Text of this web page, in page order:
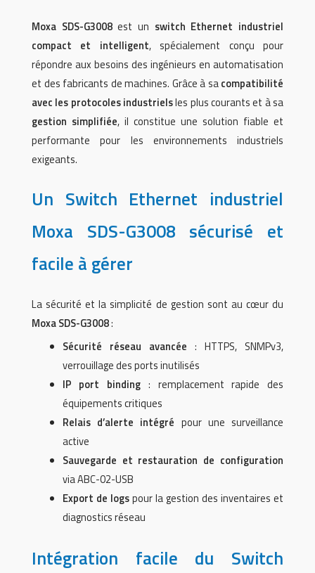
Moxa SDS-G3008est un switch Ethernet industriel
compact et intelligent, spécialement conçu pour
répondre aux besoins des ingénieurs en automatisation
et des fabricants de machines. Grâce à sacompatibilité
avec les protocoles industrielsles plus courants et à sa
gestion simplifiée, il constitue une solution fiable et
performante pour les environnements industriels
exigeants.
Un Switch Ethernet industriel
Moxa SDS-G3008 sécurisé et
facile à gérer
La sécurité et la simplicité de gestion sont au cœur du
Moxa SDS-G3008:
Sécurité réseau avancée : HTTPS, SNMPv3,
verrouillage des ports inutilisés
IP port binding : remplacement rapide des
équipements critiques
Relais d’alerte intégré pour une surveillance
active
Sauvegarde et restauration de configuration
via ABC-02-USB
Export de logspour la gestion des inventaires et
diagnostics réseau
Intégration facile du Switch